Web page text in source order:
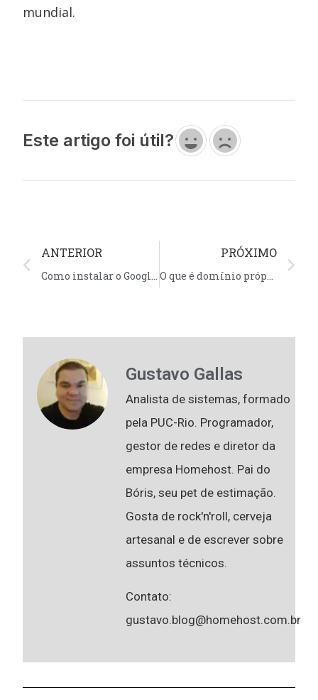
mundial.
Este artigo foi útil?
ANTERIOR
Como instalar o Google Analytics em seu site
PRÓXIMO
O que é domínio próprio?
Gustavo Gallas
Analista de sistemas, formado
pela PUC-Rio. Programador,
gestor de redes e diretor da
empresa Homehost. Pai do
Bóris, seu pet de estimação.
Gosta de rock'n'roll, cerveja
artesanal e de escrever sobre
assuntos técnicos.
Contato:
gustavo.blog@homehost.com.br